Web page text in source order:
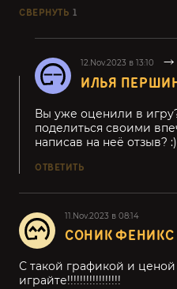
СВЕРНУТЬ 1
12.Nov.2023 в 13:10
ИЛЬЯ
Вы уже оценили в
поделиться своими
написав на неё отзыв? :)
ОТВЕТИТЬ
11.Nov.2023 в 08:14
СОНИК ФЕНИКС
С такой графикой и
играйте!!!!!!!!!!!!!!!!!